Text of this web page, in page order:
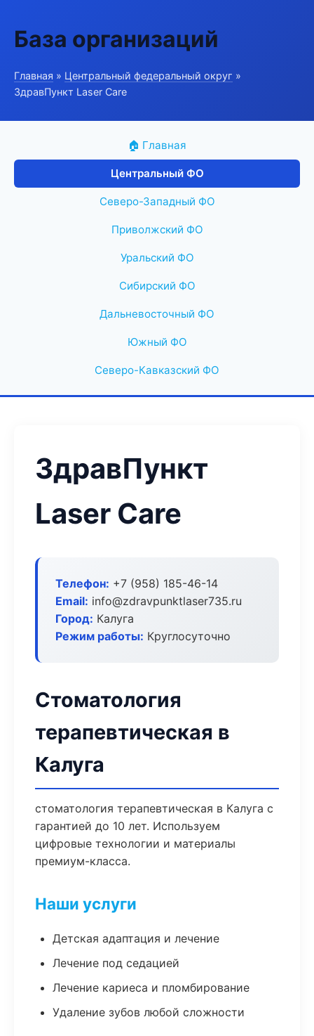
База организаций
Главная » Центральный федеральный округ »
ЗдравПункт Laser Care
🏠 Главная
Центральный ФО
Северо-Западный ФО
Приволжский ФО
Уральский ФО
Сибирский ФО
Дальневосточный ФО
Южный ФО
Северо-Кавказский ФО
ЗдравПункт
Laser Care
Телефон: +7 (958) 185-46-14
Email: info@zdravpunktlaser735.ru
Город: Калуга
Режим работы: Круглосуточно
Стоматология
терапевтическая в
Калуга
стоматология терапевтическая в Калуга с
гарантией до 10 лет. Используем
цифровые технологии и материалы
премиум-класса.
Наши услуги
Детская адаптация и лечение
Лечение под седацией
Лечение кариеса и пломбирование
Удаление зубов любой сложности